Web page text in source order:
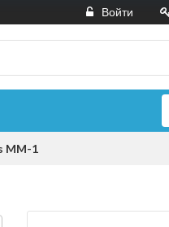
Войти
MM-1